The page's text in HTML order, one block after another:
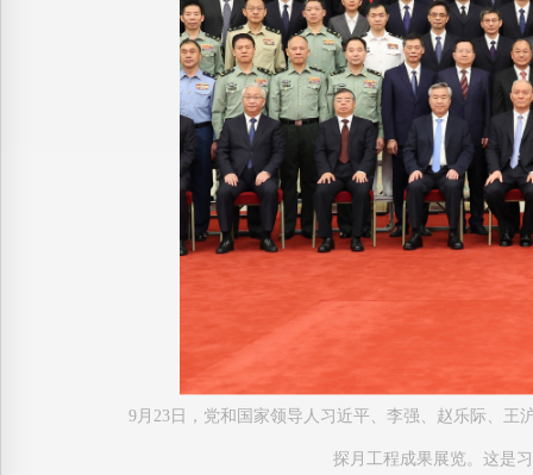
9月23日，党和国家领导人习近平、李强、赵乐际、
探月工程成果展览。这是